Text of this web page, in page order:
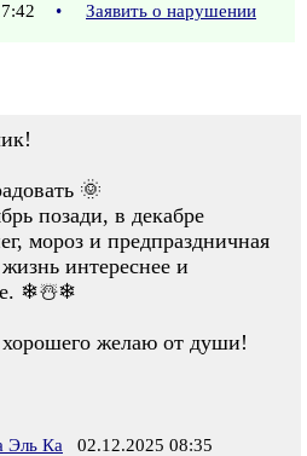
• Заявить о нарушении
🌞
позади, в декабре
мороз и предпраздничная
интереснее и
❄☃️❄
хорошего желаю от души!
Эль Ка 02.12.2025 08:35